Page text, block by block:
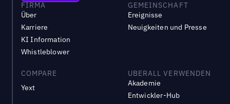
FIRMA
Über
Karriere
KI Information
Whistleblower
GEMEINSCHAFT
Ereignisse
Neuigkeiten und Presse
COMPARE
Yext
UBERALL VERWENDEN
Akademie
Entwickler-Hub